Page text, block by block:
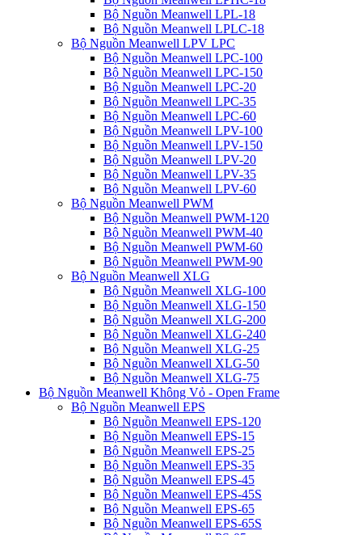
Bộ Nguồn Meanwell LPL-18
Bộ Nguồn Meanwell LPLC-18
Bộ Nguồn Meanwell LPV LPC
Bộ Nguồn Meanwell LPC-100
Bộ Nguồn Meanwell LPC-150
Bộ Nguồn Meanwell LPC-20
Bộ Nguồn Meanwell LPC-35
Bộ Nguồn Meanwell LPC-60
Bộ Nguồn Meanwell LPV-100
Bộ Nguồn Meanwell LPV-150
Bộ Nguồn Meanwell LPV-20
Bộ Nguồn Meanwell LPV-35
Bộ Nguồn Meanwell LPV-60
Bộ Nguồn Meanwell PWM
Bộ Nguồn Meanwell PWM-120
Bộ Nguồn Meanwell PWM-40
Bộ Nguồn Meanwell PWM-60
Bộ Nguồn Meanwell PWM-90
Bộ Nguồn Meanwell XLG
Bộ Nguồn Meanwell XLG-100
Bộ Nguồn Meanwell XLG-150
Bộ Nguồn Meanwell XLG-200
Bộ Nguồn Meanwell XLG-240
Bộ Nguồn Meanwell XLG-25
Bộ Nguồn Meanwell XLG-50
Bộ Nguồn Meanwell XLG-75
Bộ Nguồn Meanwell Không Vỏ - Open Frame
Bộ Nguồn Meanwell EPS
Bộ Nguồn Meanwell EPS-120
Bộ Nguồn Meanwell EPS-15
Bộ Nguồn Meanwell EPS-25
Bộ Nguồn Meanwell EPS-35
Bộ Nguồn Meanwell EPS-45
Bộ Nguồn Meanwell EPS-45S
Bộ Nguồn Meanwell EPS-65
Bộ Nguồn Meanwell EPS-65S